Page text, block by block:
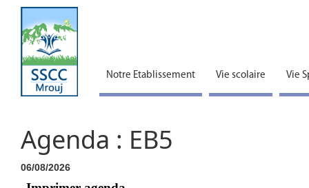
Notre Etablissement Vie scolaire Vie
Agenda : EB5
06/08/2026